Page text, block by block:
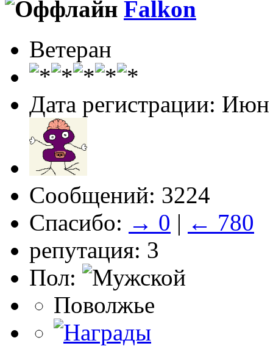
Falkon
Ветеран
Дата регистрации:
Сообщений: 3224
Спасибо: → 0 | ← 780
репутация: 3
Пол:
Поволжье